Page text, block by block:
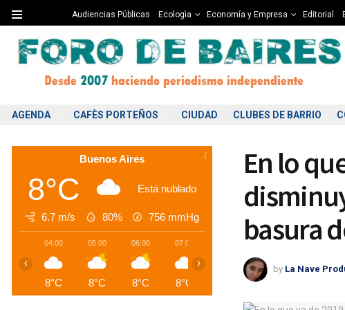
Audiencias Públicas Ecologìa Economía y Empresa Editorial
AGENDA CAFÈS PORTEÑOS CIUDAD CLUBES DE BARRIO
En lo
basura
by La Nave
Buenos Aires
8°C Está nublado
6.7 m/s 80% 756 mmHg
04:00
8°C
05:00
8°C
06:00
8°C
07:00
8°C
09:00
8°C
10:00
‹ ›